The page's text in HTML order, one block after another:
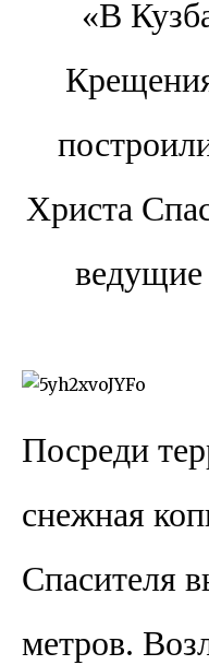
«В
Христа
Посреди
снежная
Спасителя
метров.